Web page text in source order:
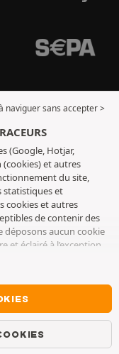
naviguer sans accepter >
(Google, Hotjar,
et autres
du site,
statistiques et
cookies et autres
de contenir des
déposons aucun cookie
et éclairé à l’exception
retirer votre
sur lapage cookies et
à naviguer sans
Le refus ne fait pas
d’informations, nous
traceurs